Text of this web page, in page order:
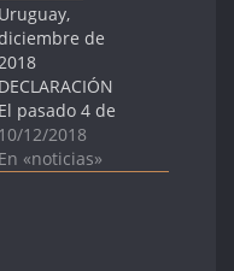
Uruguay,
de
2018
DECLARACIÓN
El pasado 4 de
julio se aprobó la
Ley de Sitios de
10/12/2018
En «noticias»